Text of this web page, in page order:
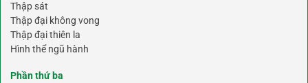
Thập sát
Thập đại không vong
Thập đại thiên la
Hình thể ngũ hành
Phần thứ ba